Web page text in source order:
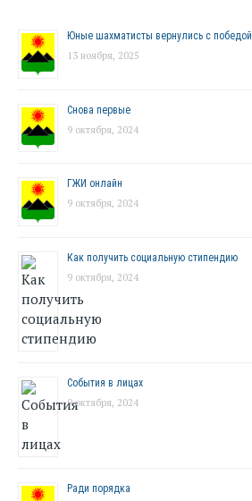
Юные шахматисты вернулись с победой
13 ноября, 2025
Снова первые
9 октября, 2024
ГЖИ онлайн
9 октября, 2024
Как получить социальную стипендию
9 октября, 2024
События в лицах
9 октября, 2024
Ради порядка